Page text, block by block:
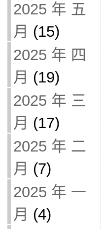
2025 年 五
月 (15)
2025 年 四
月 (19)
2025 年 三
月 (17)
2025 年 二
月 (7)
2025 年 一
月 (4)